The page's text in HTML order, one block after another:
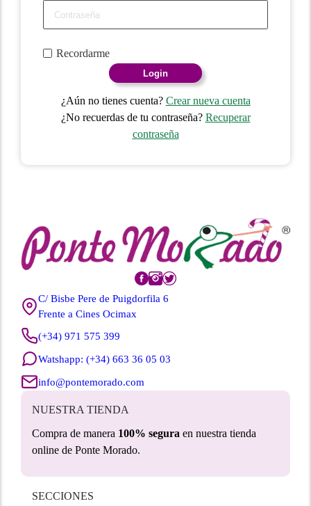
Recordarme
Login
¿Aún no tienes cuenta? Crear nueva cuenta
¿No recuerdas de tu contraseña? Recuperar
contraseña
C/ Bisbe Pere de Puigdorfila 6
Frente a Cines Ocimax
(+34) 971 575 399
Watshapp: (+34) 663 36 05 03
info@pontemorado.com
NUESTRA TIENDA
Compra de manera 100% segura en nuestra tienda
online de Ponte Morado.
SECCIONES